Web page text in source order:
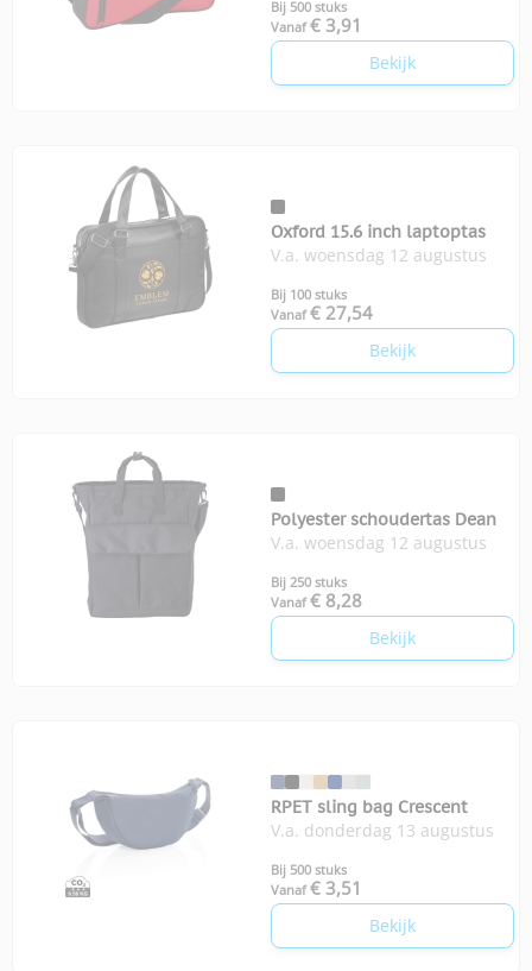
Bij 500 stuks
Vanaf € 3,91
Bekijk
Oxford 15.6 inch laptoptas
V.a. woensdag 12 augustus
Bij 100 stuks
Vanaf € 27,54
Bekijk
Polyester schoudertas Dean
V.a. woensdag 12 augustus
Bij 250 stuks
Vanaf € 8,28
Bekijk
RPET sling bag Crescent
V.a. donderdag 13 augustus
Bij 500 stuks
Vanaf € 3,51
Bekijk